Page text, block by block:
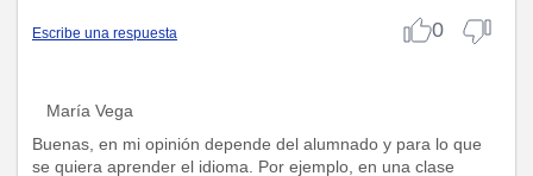
Escribe una respuesta 0
María Vega
Buenas, en mi opinión depende del alumnado y para lo que
se quiera aprender el idioma. Por ejemplo, en una clase